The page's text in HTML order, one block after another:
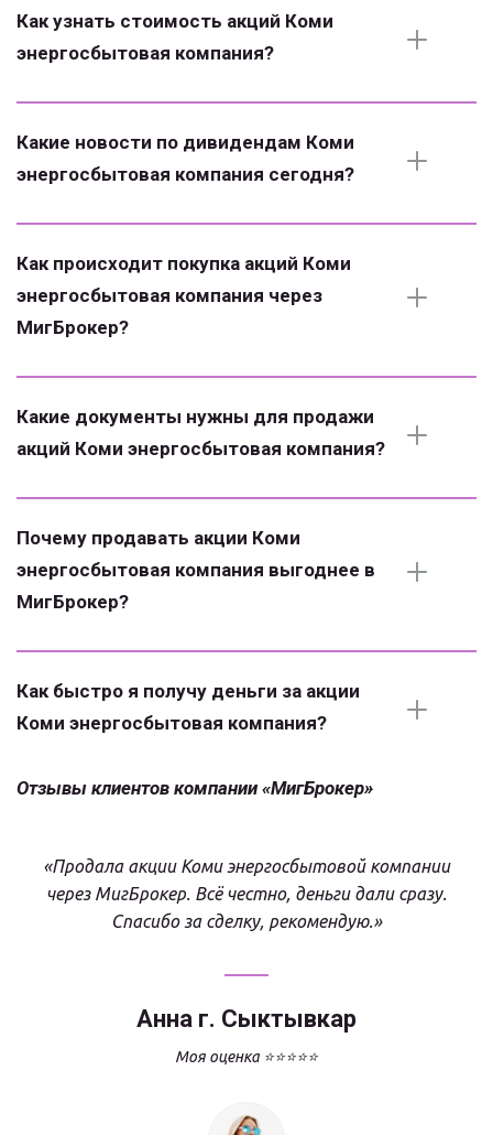
Как узнать стоимость акций Коми
энергосбытовая компания?
Какие новости по дивидендам Коми
энергосбытовая компания сегодня?
Как происходит покупка акций Коми
энергосбытовая компания через
МигБрокер?
Какие документы нужны для продажи
акций Коми энергосбытовая компания?
Почему продавать акции Коми
энергосбытовая компания выгоднее в
МигБрокер?
Как быстро я получу деньги за акции
Коми энергосбытовая компания?
Отзывы клиентов компании «МигБрокер»
«Продала акции Коми энергосбытовой компании
через МигБрокер. Всё честно, деньги дали сразу.
Спасибо за сделку, рекомендую.»
Анна г. Сыктывкар
Моя оценка ⭐⭐⭐⭐⭐